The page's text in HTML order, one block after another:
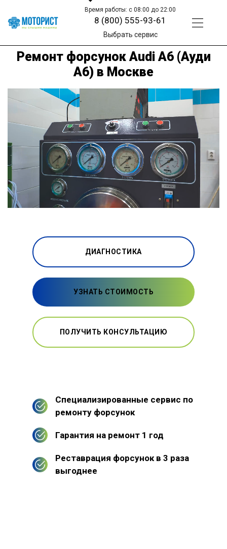
Время работы: с 08:00 до 22:00
8 (800) 555-93-61
Выбрать сервис
Ремонт форсунок Audi A6 (Ауди
А6) в Москве
ДИАГНОСТИКА
УЗНАТЬ СТОИМОСТЬ
ПОЛУЧИТЬ КОНСУЛЬТАЦИЮ
Специализированные сервис по
ремонту форсунок
Гарантия на ремонт 1 год
Реставрация форсунок в 3 раза
выгоднее